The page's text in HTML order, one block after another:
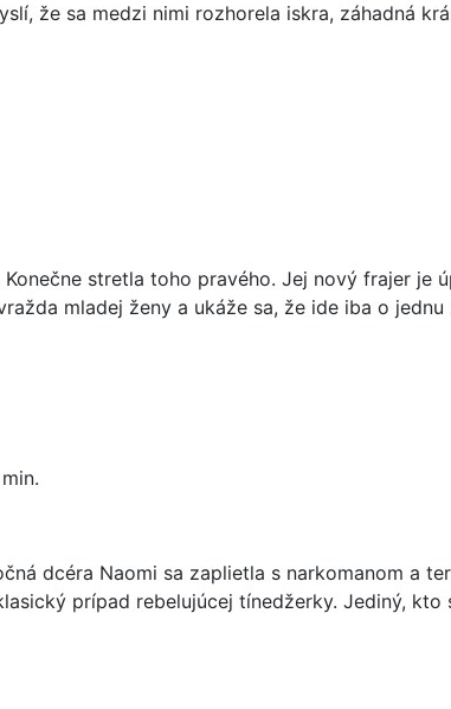
že sa medzi nimi rozhorela iskra, záhadná
stretla toho pravého. Jej nový frajer je
mladej ženy a ukáže sa, že ide iba o
dcéra Naomi sa zaplietla s narkomanom a
prípad rebelujúcej tínedžerky. Jediný, kto